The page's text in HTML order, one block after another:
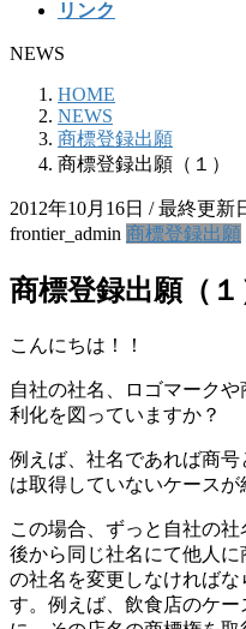
リンク
NEWS
HOME
NEWS
商標登録出願
商標登録出願（１）
2012年10月16日 / 最終更新
frontier_admin 商標登録出願
商標登録出願（１
こんにちは！！
自社の社名、ロゴマーク
利化を図っていますか？
例えば、社名であれば商
は取得していないケース
この場合、ずっと自社の社
後から同じ社名にて他人
の社名を変更しなければ
す。例えば、飲食店のケ